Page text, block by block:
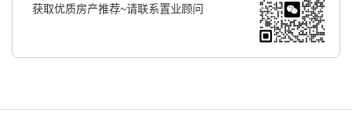
获取优质房产推荐~请联系置业顾问